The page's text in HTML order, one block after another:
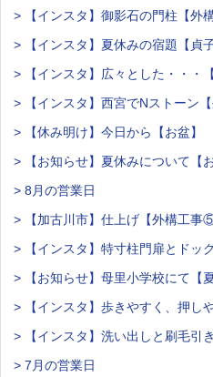
> 【インスタ】御影石の門柱【外構
> 【インスタ】夏休みの宿題【貞子
> 【インスタ】広々とした・・・
> 【インスタ】西宮でNストーン【
> 【休み明け】今日から【お盆】
> 【お知らせ】夏休みについて【お
> 8月の営業日
> 【加古川市】仕上げ【外構工事⑤
> 【インスタ】特寸柱門扉とドッ
> 【お知らせ】母里小学校にて【夏
> 【インスタ】歩きやすく、押し
> 【インスタ】洗い出しと刷毛引
> 7月の営業日